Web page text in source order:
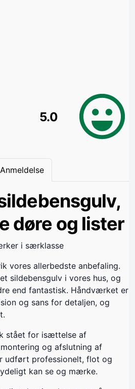
5.0
Anmeldelse
døre og lister
i særklasse
vores allerbedste anbefaling.
sildebensgulv i vores hus, og
end fantastisk. Håndværket er
og sans for detaljen, og
stået for isættelse af
og afslutning af
udført professionelt, flot og
kan se og mærke.